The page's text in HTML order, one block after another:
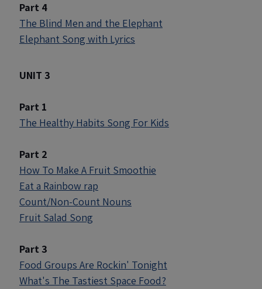
Part 4
The Blind Men and the Elephant
Elephant Song with Lyrics
UNIT 3
Part 1
The Healthy Habits Song For Kids
Part 2
How To Make A Fruit Smoothie
Eat a Rainbow rap
Count/Non-Count Nouns
Fruit Salad Song
Part 3
Food Groups Are Rockin' Tonight
What's The Tastiest Space Food?